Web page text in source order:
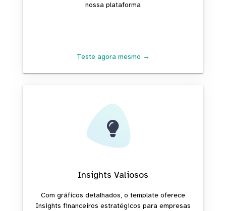
nossa plataforma
Teste agora mesmo →
Insights Valiosos
Com gráficos detalhados, o template oferece
Insights financeiros estratégicos para empresas